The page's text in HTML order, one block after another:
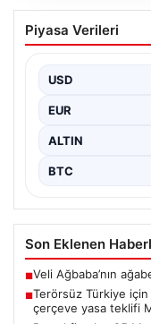
Terörsüz
milletvekili
{"title":"Terörsüz
Piyasa Verileri
USD
EUR
ALTIN
BTC
Son Eklenen
■Veli Ağbaba’nın
■Terörsüz Türkiye için
çerçeve yasa teklifi